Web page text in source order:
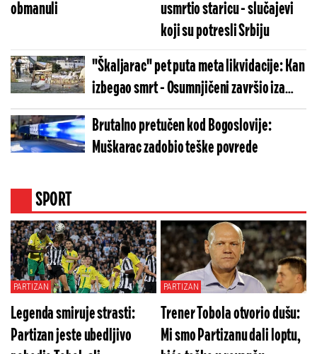
obmanuli
usmrtio staricu - slučajevi
koji su potresli Srbiju
"Škaljarac" pet puta meta likvidacije: Kan
izbegao smrt - Osumnjičeni završio iza
rešetaka
Brutalno pretučen kod Bogoslovije:
Muškarac zadobio teške povrede
SPORT
PARTIZAN
Legenda smiruje strasti:
Partizan jeste ubedljivo
PARTIZAN
Trener Tobola otvorio dušu:
Mi smo Partizanu dali loptu,